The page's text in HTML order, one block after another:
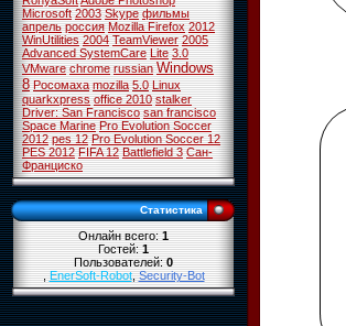
Microsoft 2003 Skype фильмы
апрель россия Mozilla Firefox 2012
WinUtilities 2004 TeamViewer 2005
Advanced SystemCare Lite 3.0
VMware chrome russian Windows
8 Росомаха mozilla 5.0 Linux
quarkxpress office 2010 stalker
Driver: San Francisco san francisco
Space Marine Pro Evolution Soccer
2012 pes 12 Pro Evolution Soccer 12
PES 2012 FIFA 12 Battlefield 3 Сан-
Франциско
Статистика
Онлайн всего:1
Гостей:1
Пользователей:0
,EnerSoft-Robot,Security-Bot